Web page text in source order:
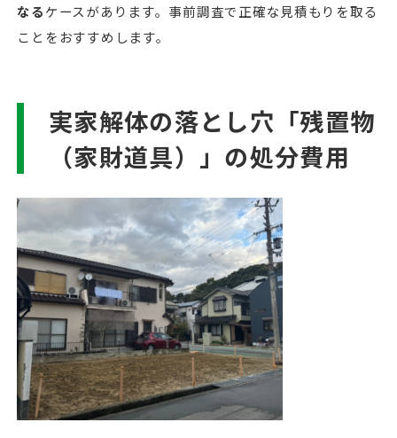
なるケースがあります。事前調査で正確な見積もりを取る
ことをおすすめします。
実家解体の落とし穴「残置物
（家財道具）」の処分費用